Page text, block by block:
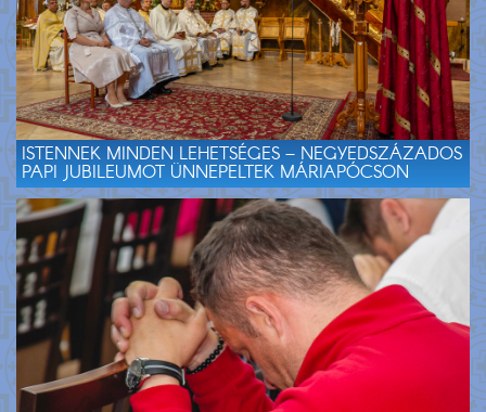
ISTENNEK MINDEN LEHETSÉGES – NEGYEDSZÁZADOS
PAPI JUBILEUMOT ÜNNEPELTEK MÁRIAPÓCSON